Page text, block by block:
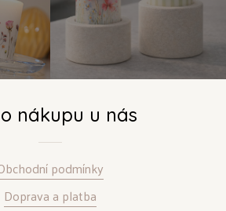
nákupu u nás
podmínky
Doprava a platba